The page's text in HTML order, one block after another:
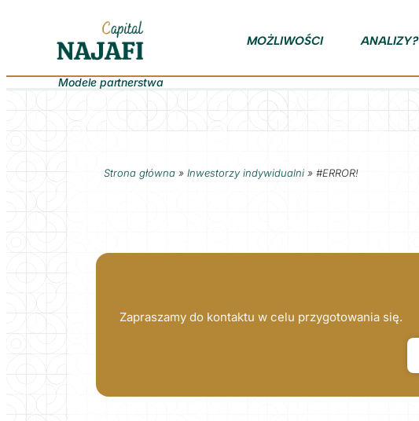
MOŻLIWOŚCI ANALIZY?
Modele partnerstwa
Strona główna »Inwestorzy indywidualni »#ERROR!
Zapraszamy do kontaktu w celu przygotowania się.